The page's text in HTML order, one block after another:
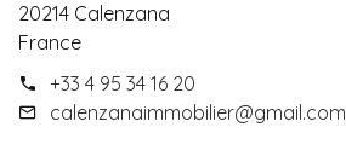
20214 Calenzana
France
+33 4 95 34 16 20
calenzanaimmobilier@gmail.com